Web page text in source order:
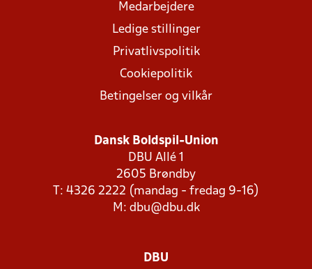
Medarbejdere
Ledige stillinger
Privatlivspolitik
Cookiepolitik
Betingelser og vilkår
Dansk Boldspil-Union
DBU Allé 1
2605 Brøndby
T: 4326 2222 (mandag - fredag 9-16)
M: dbu@dbu.dk
DBU